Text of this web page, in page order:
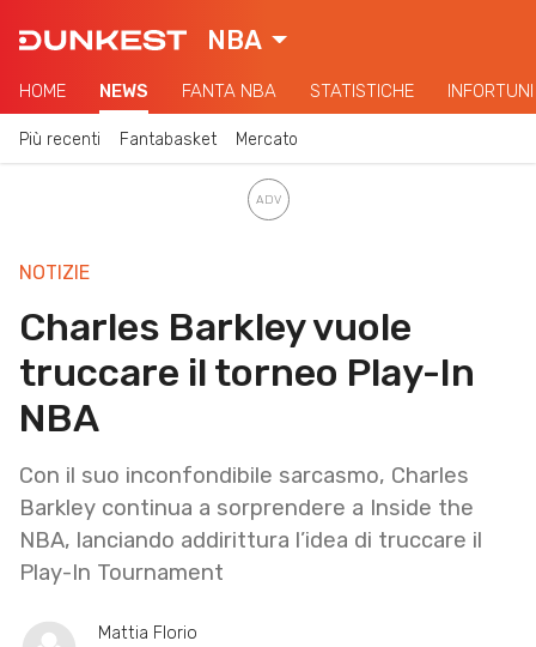
NBA
HOME NEWS FANTA NBA STATISTICHE INFORTUNI
Più recenti Fantabasket Mercato
NOTIZIE
Charles Barkley vuole
truccare il torneo Play-In
NBA
Con il suo inconfondibile sarcasmo, Charles
Barkley continua a sorprendere a Inside the
NBA, lanciando addirittura l’idea di truccare il
Play-In Tournament
Mattia Florio